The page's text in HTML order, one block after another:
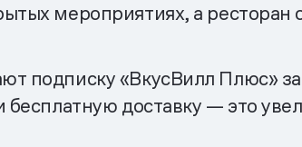
мероприятиях, а ресторан
подписку «ВкусВилл Плюс»
доставку — это